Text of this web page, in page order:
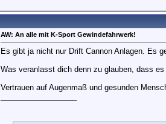
AW: An alle mit K-Sport Gewindefahrwerk!
Es gibt ja nicht nur Drift Cannon Anlagen. Es
Was veranlasst dich denn zu glauben, dass
Vertrauen auf Augenmaß und gesunden